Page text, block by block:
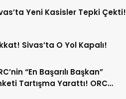
Yeni Kasisler Tepki Çekti!
Sivas’ta O Yol Kapalı!
“En Başarılı Başkan”
Tartışma Yarattı! ORC